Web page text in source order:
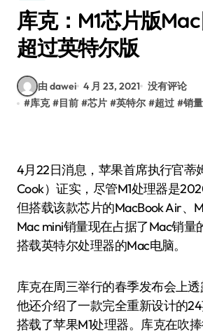
库克：M1芯片版
超过英特尔版
由 dawei 4 月 23, 2021 没有评论
#库克 #目前 #芯片 #英特尔 #超过 #销量
4月22日消息，苹果首席执行官蒂
Cook）证实，尽管M1处理器是
但搭载该款芯片的MacBook Air、
Mac mini销量现在占据了Mac销量
搭载英特尔处理器的Mac电脑。
库克在周三举行的春季发布会上透
他还介绍了一款完全重新设计的
搭载了苹果M1处理器。库克在吹